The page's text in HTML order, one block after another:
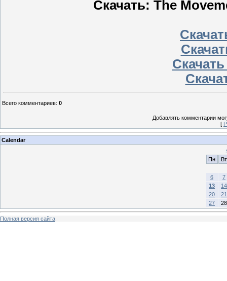
Скачать: The
Всего комментариев: 0
Добавлять комментарии
[
Calendar
Пн
Вт
6
7
13
14
20
21
27
28
Полная версия сайта